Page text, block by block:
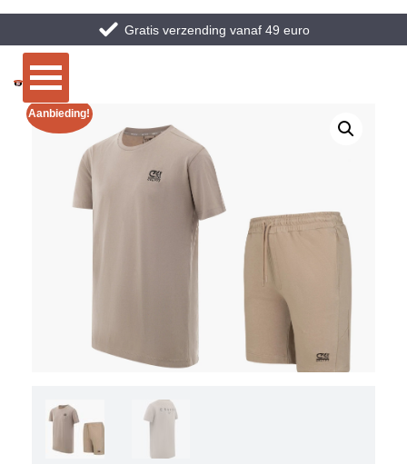
Gratis verzending vanaf 49 euro
Aanbieding!